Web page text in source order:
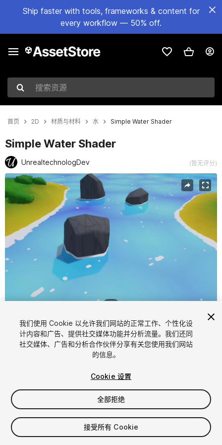
Ship faster with tools, frameworks & content for
every workflow — 50% off.
搜索资源
首页 2D 材质与材料 水 Simple Water Shader
Simple Water Shader
UnrealtechnologDev (暂无评分)
当前幻灯片：1 / 9
FREE
168viewsin the past week
我们使用 Cookie 以允许我们网站的正常工作、个性化设
计内容和广告、提供社交媒体功能并分析流量。我们还同
社交媒体、广告和分析合作伙伴分享有关您使用我们网站
的信息。
Cookie 设置
全部拒绝
接受所有 Cookie